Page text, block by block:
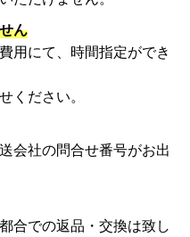
ん
用にて、時間指定ができ
ください。
会社の問合せ番号がお出
合での返品・交換は致し